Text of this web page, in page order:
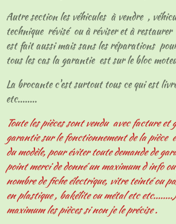
Autre section les véhicules à vendre ,
technique révisé ou à réviser et à
est fait aussi mais sans les réparations
tous les cas la garantie est sur le bloc
La brocante c'est surtout tous ce qui est
etc........
Toute les pièces sont vendu avec facture
garantie sur le fonctionnement de la pièce
du modèle, pour éviter toute demande de
point merci de donné un maximum d info
nombre de fiche électrique, vitre teinté ou
en plastique , bakélite ou métal etc
maximum les pièces si non je le précise .